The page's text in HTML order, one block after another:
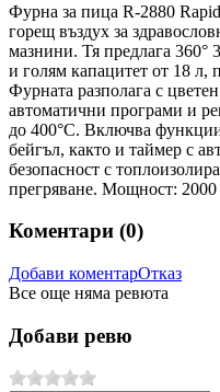
Фурна за пица R-2880
горещ въздух за
мазнини. Тя предлага 360°
и голям капацитет от 18 л,
Фурната разполага с
автоматични програми и
до 400°C. Включва
бейгъл, както и таймер с
безопасност с
прегряване. Мощност: 2000
Коментари (0)
Добави коментарОтказ
Все още няма ревюта
Добави ревю